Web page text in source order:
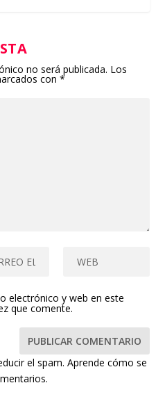
no será publicada. Los
con*
electrónico y web en este
que comente.
el spam.Aprende cómo se